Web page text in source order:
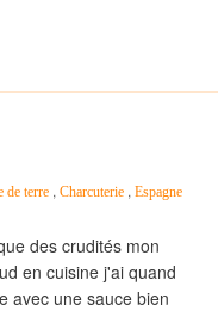
de terre , Charcuterie , Espagne
des crudités mon
en cuisine j'ai quand
avec une sauce bien